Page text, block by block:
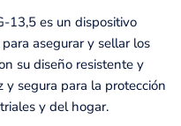
13,5 es un dispositivo
asegurar y sellar los
su diseño resistente y
y segura para la protección
y del hogar.